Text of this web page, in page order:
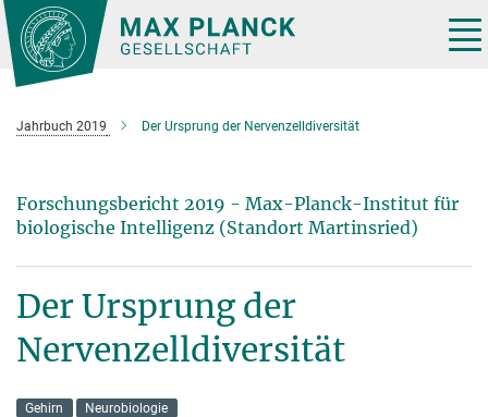
Hauptinhalt
Jahrbuch 2019 Der Ursprung der Nervenzelldiversität
Forschungsbericht 2019 - Max-Planck-Institut für
biologische Intelligenz (Standort Martinsried)
Der Ursprung der
Nervenzelldiversität
Gehirn Neurobiologie